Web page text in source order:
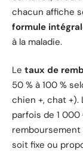
chacun affiche
formule
à la maladie.
Le taux de
50 % à 100 %
chien +, chat +).
parfois de 1
remboursement
soit fixe ou